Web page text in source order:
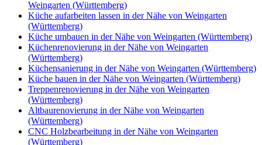
Weingarten (Württemberg)
Küche aufarbeiten lassen in der Nähe von Weingarten
(Württemberg)
Küche umbauen in der Nähe von Weingarten (Württemberg)
Küchenrenovierung in der Nähe von Weingarten
(Württemberg)
Küchensanierung in der Nähe von Weingarten (Württemberg)
Küche bauen in der Nähe von Weingarten (Württemberg)
Treppenrenovierung in der Nähe von Weingarten
(Württemberg)
Altbaurenovierung in der Nähe von Weingarten
(Württemberg)
CNC Holzbearbeitung​ in der Nähe von Weingarten
(Württemberg)